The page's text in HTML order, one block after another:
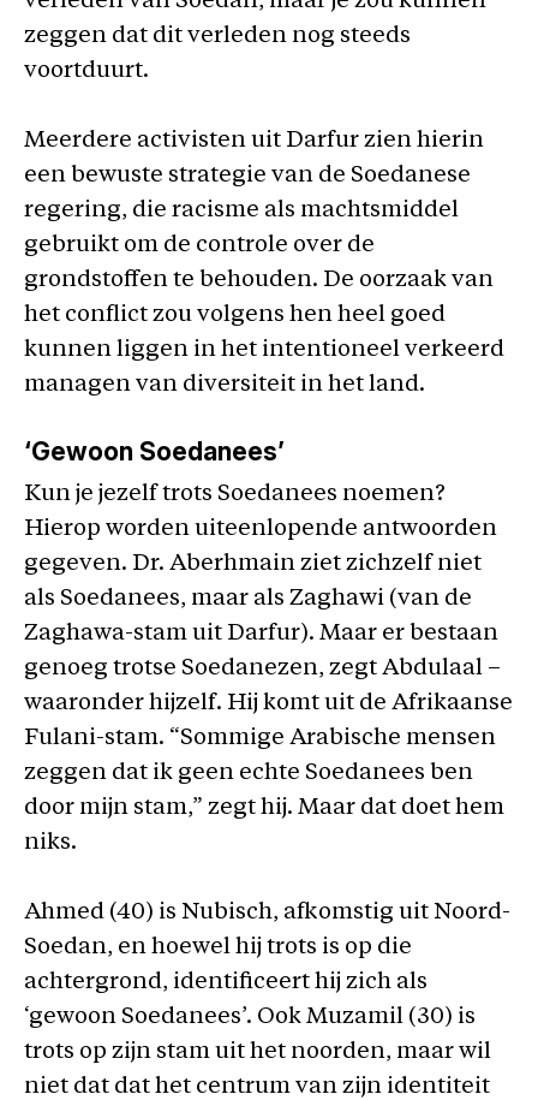
zeggen dat dit verleden nog steeds
voortduurt.
Meerdere activisten uit Darfur zien hierin
een bewuste strategie van de Soedanese
regering, die racisme als machtsmiddel
gebruikt om de controle over de
grondstoffen te behouden. De oorzaak van
het conflict zou volgens hen heel goed
kunnen liggen in het intentioneel verkeerd
managen van diversiteit in het land.
‘Gewoon Soedanees’
Kun je jezelf trots Soedanees noemen?
Hierop worden uiteenlopende antwoorden
gegeven. Dr. Aberhmain ziet zichzelf niet
als Soedanees, maar als Zaghawi (van de
Zaghawa-stam uit Darfur). Maar er bestaan
genoeg trotse Soedanezen, zegt Abdulaal –
waaronder hijzelf. Hij komt uit de Afrikaanse
Fulani-stam. “Sommige Arabische mensen
zeggen dat ik geen echte Soedanees ben
door mijn stam,” zegt hij. Maar dat doet hem
niks.
Ahmed (40) is Nubisch, afkomstig uit Noord-
Soedan, en hoewel hij trots is op die
achtergrond, identificeert hij zich als
‘gewoon Soedanees’. Ook Muzamil (30) is
trots op zijn stam uit het noorden, maar wil
niet dat dat het centrum van zijn identiteit